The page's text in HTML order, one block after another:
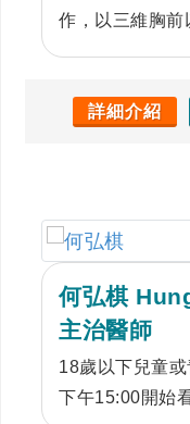
作，以三維胸前
性心臟病，肺
詳細介紹
何弘棋
主治醫師
18歲以下兒童
下午15:00開始